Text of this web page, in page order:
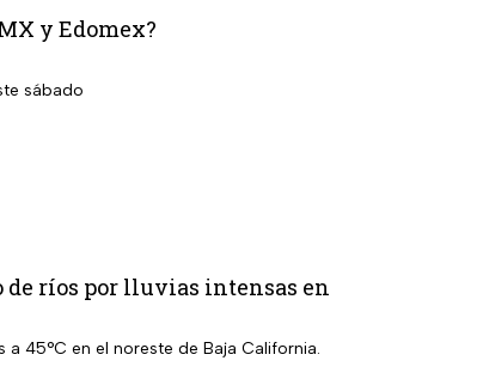
y Edomex?
sábado
de ríos por lluvias intensas en
45°C en el noreste de Baja California.